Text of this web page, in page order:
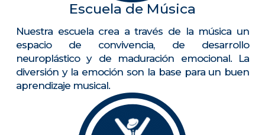
Escuela de Música
Nuestra escuela crea a través de la música un
espacio de convivencia, de desarrollo
neuroplástico y de maduración emocional. La
diversión y la emoción son la base para un buen
aprendizaje musical.